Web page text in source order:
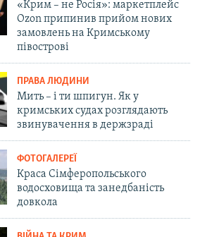
«Крим – не Росія»: маркетплейс
Ozon припинив прийом нових
замовлень на Кримському
півострові
ПРАВА ЛЮДИНИ
Мить – і ти шпигун. Як у
кримських судах розглядають
звинувачення в держзраді
ФОТОГАЛЕРЕЇ
Краса Сімферопольського
водосховища та занедбаність
довкола